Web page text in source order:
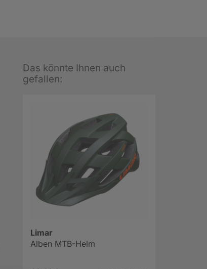
Das könnte Ihnen auch
gefallen:
Limar
Alben MTB-Helm